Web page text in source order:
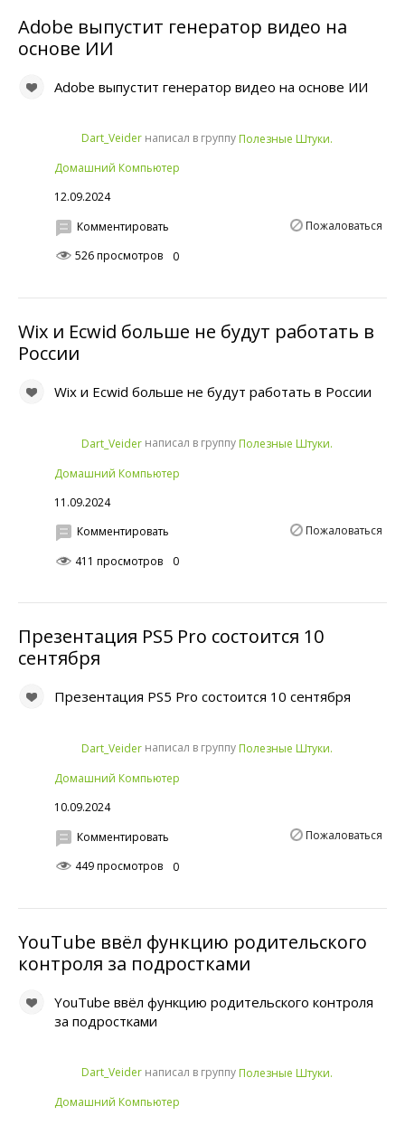
Adobe выпустит генератор видео на
основе ИИ
Adobe выпустит генератор видео на основе ИИ
Dart_Veider написал в группу Полезные Штуки.
Домашний Компьютер
12.09.2024
Пожаловаться
Комментировать
526 просмотров
0
Wix и Ecwid больше не будут работать в
России
Wix и Ecwid больше не будут работать в России
Dart_Veider написал в группу Полезные Штуки.
Домашний Компьютер
11.09.2024
Пожаловаться
Комментировать
411 просмотров
0
Презентация PS5 Pro состоится 10
сентября
Презентация PS5 Pro состоится 10 сентября
Dart_Veider написал в группу Полезные Штуки.
Домашний Компьютер
10.09.2024
Пожаловаться
Комментировать
449 просмотров
0
YouTube ввёл функцию родительского
контроля за подростками
YouTube ввёл функцию родительского контроля
за подростками
Dart_Veider написал в группу Полезные Штуки.
Домашний Компьютер